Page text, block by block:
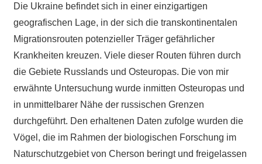
Die Ukraine befindet sich in einer einzigartigen
geografischen Lage, in der sich die transkontinentalen
Migrationsrouten potenzieller Träger gefährlicher
Krankheiten kreuzen. Viele dieser Routen führen durch
die Gebiete Russlands und Osteuropas. Die von mir
erwähnte Untersuchung wurde inmitten Osteuropas und
in unmittelbarer Nähe der russischen Grenzen
durchgeführt. Den erhaltenen Daten zufolge wurden die
Vögel, die im Rahmen der biologischen Forschung im
Naturschutzgebiet von Cherson beringt und freigelassen